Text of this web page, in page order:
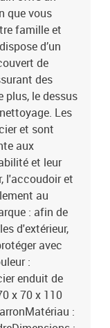
que vous
famille et
d’un
de
des
plus, le dessus
Les
et sont
aux
et leur
l'accoudoir et
au
: afin de
d'extérieur,
avec
:
enduit de
x 70 x 110
: